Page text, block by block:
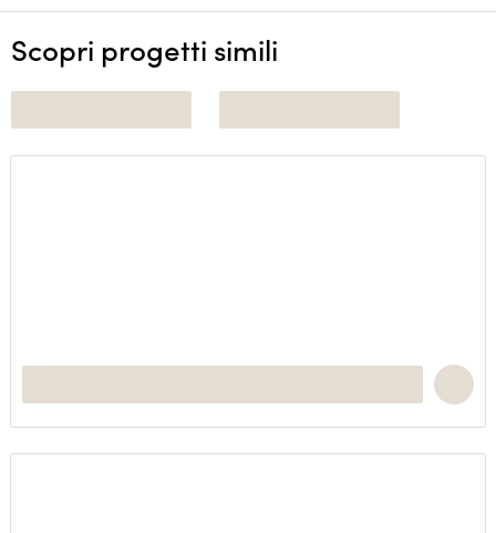
Scopri progetti simili